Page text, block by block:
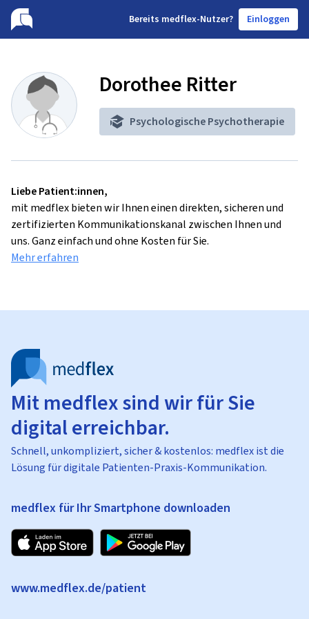
Bereits medflex-Nutzer? Einloggen
Dorothee Ritter
Psychologische Psychotherapie
Liebe Patient:innen,
mit medflex bieten wir Ihnen einen direkten, sicheren und
zertifizierten Kommunikationskanal zwischen Ihnen und
uns. Ganz einfach und ohne Kosten für Sie.
Mehr erfahren
Mit medflex sind wir für Sie
digital erreichbar.
Schnell, unkompliziert, sicher & kostenlos: medflex ist die
Lösung für digitale Patienten-Praxis-Kommunikation.
medflex für Ihr Smartphone downloaden
www.medflex.de/patient